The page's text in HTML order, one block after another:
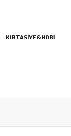
KIRTASİYE&HOBİ